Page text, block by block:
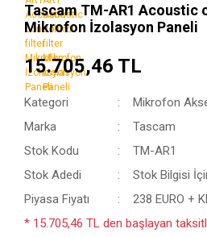
Tascam TM-AR1
Mikrofon İzolasyon Paneli
15.705,46 TL
Kategori
Mikrofon
Marka
Tascam
Stok Kodu
TM-AR1
Stok Adedi
Stok Bilgisi
Piyasa Fiyatı
238 EURO +
* 15.705,46 TL den başlayan